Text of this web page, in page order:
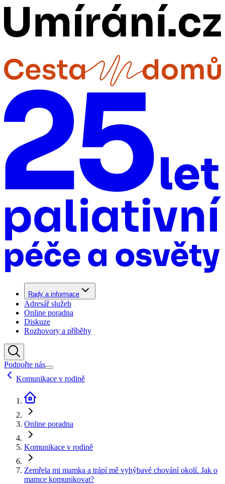
Rady a informace
Adresář služeb
Online poradna
Diskuze
Rozhovory a příběhy
Podpořte nás
Komunikace v rodině
Online poradna
Komunikace v rodině
Zemřela mi mamka a trápí mě vyhýbavé chování okolí. Jak o
mamce komunikovat?